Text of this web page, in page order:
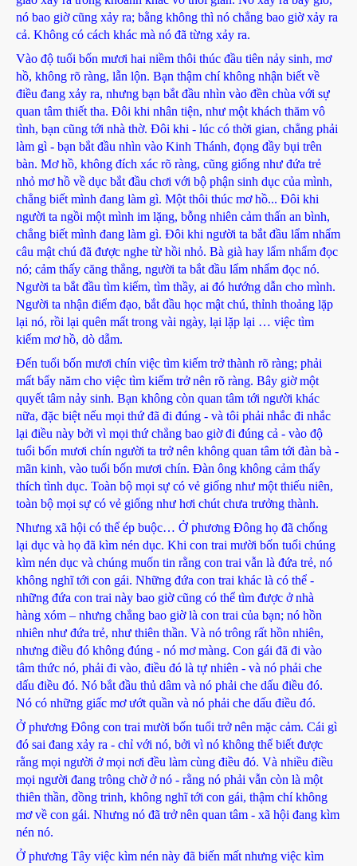
nó bao giờ cũng xảy ra; bằng không thì nó chẳng bao giờ xảy ra
cả. Không có cách khác mà nó đã từng xảy ra.
Vào độ tuổi bốn mươi hai niềm thôi thúc đầu tiên nảy sinh, mơ
hồ, không rõ ràng, lẫn lộn. Bạn thậm chí không nhận biết về
điều đang xảy ra, nhưng bạn bắt đầu nhìn vào đền chùa với sự
quan tâm thiết tha. Đôi khi nhân tiện, như một khách thăm vô
tình, bạn cũng tới nhà thờ. Đôi khi - lúc có thời gian, chẳng phải
làm gì - bạn bắt đầu nhìn vào Kinh Thánh, đọng đầy bụi trên
bàn. Mơ hồ, không đích xác rõ ràng, cũng giống như đứa trẻ
nhỏ mơ hồ về dục bắt đầu chơi với bộ phận sinh dục của mình,
chẳng biết mình đang làm gì. Một thôi thúc mơ hồ... Đôi khi
người ta ngồi một mình im lặng, bỗng nhiên cảm thấn an bình,
chẳng biết mình đang làm gì. Đôi khi người ta bắt đầu lẩm nhẩm
câu mật chú đã được nghe từ hồi nhỏ. Bà già hay lẩm nhẩm đọc
nó; cảm thấy căng thẳng, người ta bắt đầu lẩm nhẩm đọc nó.
Người ta bắt đầu tìm kiếm, tìm thầy, ai đó hướng dẫn cho mình.
Người ta nhận điểm đạo, bắt đầu học mật chú, thỉnh thoảng lặp
lại nó, rồi lại quên mất trong vài ngày, lại lặp lại … việc tìm
kiếm mơ hồ, dò dẫm.
Đến tuổi bốn mươi chín việc tìm kiếm trở thành rõ ràng; phải
mất bẩy năm cho việc tìm kiếm trở nên rõ ràng. Bây giờ một
quyết tâm nảy sinh. Bạn không còn quan tâm tới người khác
nữa, đặc biệt nếu mọi thứ đã đi đúng - và tôi phải nhắc đi nhắc
lại điều này bởi vì mọi thứ chẳng bao giờ đi đúng cả - vào độ
tuổi bốn mươi chín người ta trở nên không quan tâm tới đàn bà -
mãn kinh, vào tuổi bốn mươi chín. Đàn ông không cảm thấy
thích tình dục. Toàn bộ mọi sự có vẻ giống như một thiếu niên,
toàn bộ mọi sự có vẻ giống như hơi chút chưa trưởng thành.
Nhưng xã hội có thể ép buộc… Ở phương Đông họ đã chống
lại dục và họ đã kìm nén dục. Khi con trai mười bốn tuổi chúng
kìm nén dục và chúng muốn tin rằng con trai vẫn là đứa trẻ, nó
không nghĩ tới con gái. Những đứa con trai khác là có thể -
những đứa con trai này bao giờ cũng có thể tìm được ở nhà
hàng xóm – nhưng chẳng bao giờ là con trai của bạn; nó hồn
nhiên như đứa trẻ, như thiên thần. Và nó trông rất hồn nhiên,
nhưng điều đó không đúng - nó mơ màng. Con gái đã đi vào
tâm thức nó, phải đi vào, điều đó là tự nhiên - và nó phải che
dấu điều đó. Nó bắt đầu thủ dâm và nó phải che dấu điều đó.
Nó có những giấc mơ ướt quần và nó phải che dấu điều đó.
Ở phương Đông con trai mười bốn tuổi trở nên mặc cảm. Cái gì
đó sai đang xảy ra - chỉ với nó, bởi vì nó không thể biết được
rằng mọi người ở mọi nơi đều làm cùng điều đó. Và nhiều điều
mọi người đang trông chờ ở nó - rằng nó phải vẫn còn là một
thiên thần, đồng trinh, không nghĩ tới con gái, thậm chí không
mơ về con gái. Nhưng nó đã trở nên quan tâm - xã hội đang kìm
nén nó.
Ở phương Tây việc kìm nén này đã biến mất nhưng việc kìm